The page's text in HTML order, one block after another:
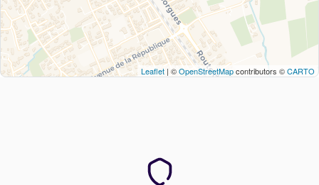
Leaflet | ©OpenStreetMapcontributors ©CARTO